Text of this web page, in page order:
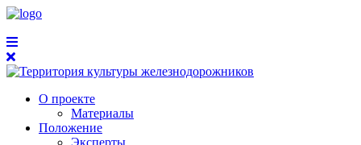
О проекте
Материалы
Положение
Эксперты